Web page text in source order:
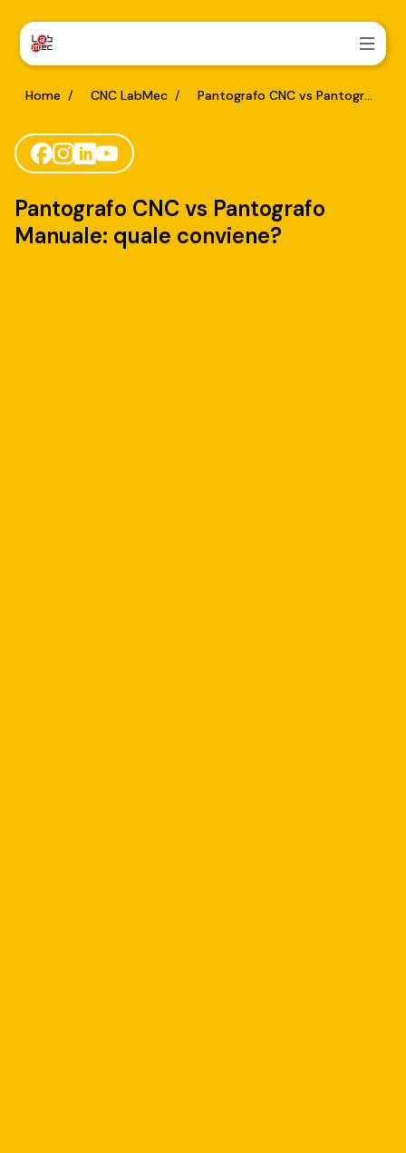
Home / CNC LabMec / Pantografo CNC vs Pantografo Manuale: quale conviene?
Pantografo CNC vs Pantografo
Manuale: quale conviene?